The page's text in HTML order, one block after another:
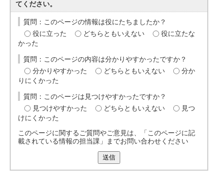
てください。
質問：このページの情報は役にたちましたか？
役に立った
どちらともいえない
役に立たな
かった
質問：このページの内容は分かりやすかったですか？
分かりやすかった
どちらともいえない
分か
りにくかった
質問：このページは見つけやすかったですか？
見つけやすかった
どちらともいえない
見つ
けにくかった
このページに関するご質問やご意見は、「このページに記
載されている情報の担当課」までお問い合わせください
送信